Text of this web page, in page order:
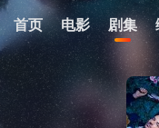
首页 电影 剧集
我的观影